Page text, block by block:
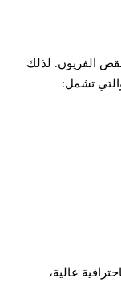
الفريون. لذلك
تشمل:
عالية،